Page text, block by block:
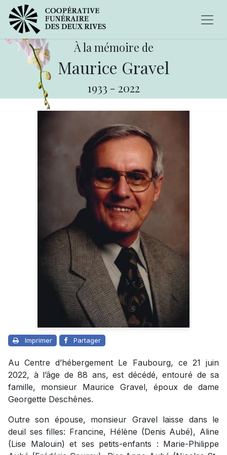
À la mémoire de
Maurice Gravel
1933 - 2022
Imprimer Partager
Au Centre d’hébergement Le Faubourg, ce 21 juin
2022, à l’âge de 88 ans, est décédé, entouré de sa
famille, monsieur Maurice Gravel, époux de dame
Georgette Deschênes.
Outre son épouse, monsieur Gravel laisse dans le
deuil ses filles: Francine, Hélène (Denis Aubé), Aline
(Lise Malouin) et ses petits-enfants : Marie-Philippe